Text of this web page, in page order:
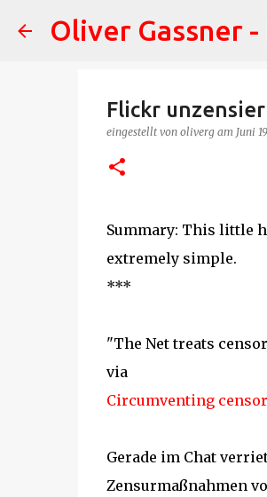
Oliver Gassner
Flickr
eingestellt von oliverg am Juni
Summary: This little
extremely simple.
***
"The Net treats
via
Circumventing
Gerade im Chat
Zensurmaßnahmen